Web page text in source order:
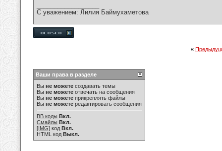
С уважением: Лилия Баймухаметова
«
Ваши права в разделе
Вы не можете создавать темы
Вы не можете отвечать на сообщения
Вы не можете прикреплять файлы
Вы не можете редактировать сообщения
BB коды Вкл.
Смайлы Вкл.
[IMG] код Вкл.
HTML код Выкл.